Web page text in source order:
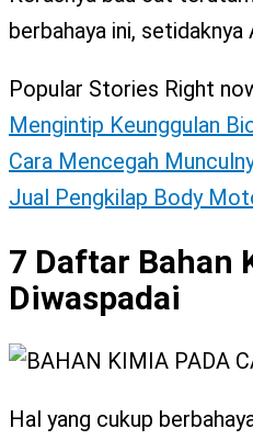
berbahaya ini,
Popular Stories Right
Mengintip Keunggulan
Cara Mencegah
Jual Pengkilap Body
7 Daftar Bahan
Diwaspadai
Hal yang cukup